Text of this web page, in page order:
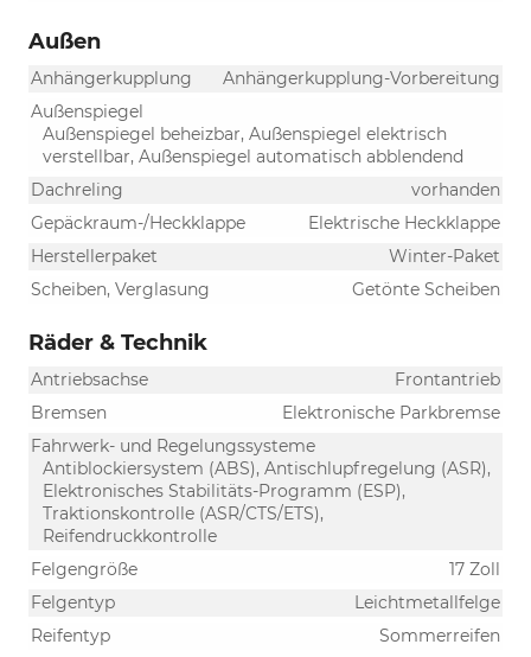
Außen
Anhängerkupplung
Anhängerkupplung-Vorbereitung
Außenspiegel
Außenspiegel beheizbar, Außenspiegel elektrisch
verstellbar, Außenspiegel automatisch abblendend
Dachreling
vorhanden
Gepäckraum-/Heckklappe
Elektrische Heckklappe
Herstellerpaket
Winter-Paket
Scheiben, Verglasung
Getönte Scheiben
Räder & Technik
Antriebsachse
Frontantrieb
Bremsen
Elektronische Parkbremse
Fahrwerk- und Regelungssysteme
Antiblockiersystem (ABS), Antischlupfregelung (ASR),
Elektronisches Stabilitäts-Programm (ESP),
Traktionskontrolle (ASR/CTS/ETS),
Reifendruckkontrolle
Felgengröße
17 Zoll
Felgentyp
Leichtmetallfelge
Reifentyp
Sommerreifen